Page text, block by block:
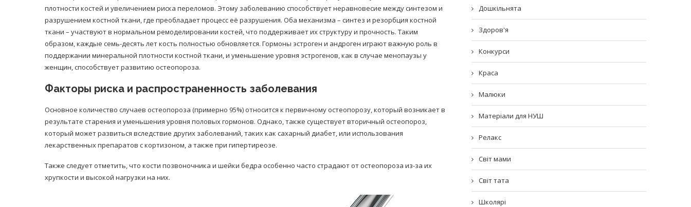
плотности костей и увеличением риска переломов. Этому заболеванию способствует неравновесие между синтезом и
разрушением костной ткани, где преобладает процесс её разрушения. Оба механизма – синтез и резорбция костной
ткани – участвуют в нормальном ремоделировании костей, что поддерживает их структуру и прочность. Таким
образом, каждые семь-десять лет кость полностью обновляется. Гормоны эстроген и андроген играют важную роль в
поддержании минеральной плотности костной ткани, и уменьшение уровня эстрогенов, как в случае менопаузы у
женщин, способствует развитию остеопороза.
Факторы риска и распространенность заболевания
Основное количество случаев остеопороза (примерно 95%) относится к первичному остеопорозу, который возникает в
результате старения и уменьшения уровня половых гормонов. Однако, также существует вторичный остеопороз,
который может развиться вследствие других заболеваний, таких как сахарный диабет, или использования
лекарственных препаратов с кортизоном, а также при гипертиреозе.
Также следует отметить, что кости позвоночника и шейки бедра особенно часто страдают от остеопороза из-за их
хрупкости и высокой нагрузки на них.
Дошкільнята
Здоров'я
Конкурси
Краса
Малюки
Матеріали для НУШ
Релакс
Світ мами
Світ тата
Школярі